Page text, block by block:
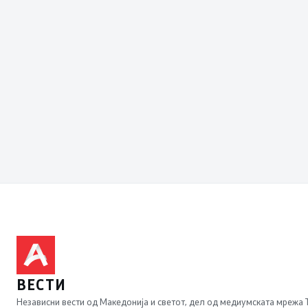
ВЕСТИ
Независни вести од Македонија и светот, дел од медиумската